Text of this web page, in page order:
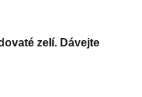
zelí. Dávejte